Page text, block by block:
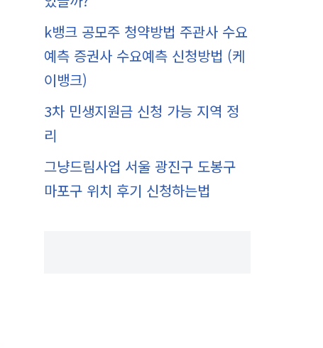
k뱅크 공모주 청약방법 주관사 수요
예측 증권사 수요예측 신청방법 (케
이뱅크)
3차 민생지원금 신청 가능 지역 정
리
그냥드림사업 서울 광진구 도봉구
마포구 위치 후기 신청하는법